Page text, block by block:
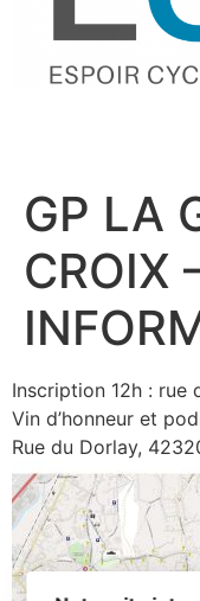
GP LA
CROIX
Inscription 12h : rue
Vin d’honneur et
Rue du Dorlay,